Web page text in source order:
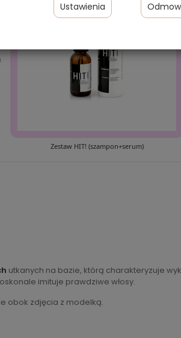
Zestaw HIT! (szampon+serum)
utkanych na bazie, którą charakteryzuje
imituje prawdziwe włosy.
obok zdjęcia z modelką.
Ustawienia